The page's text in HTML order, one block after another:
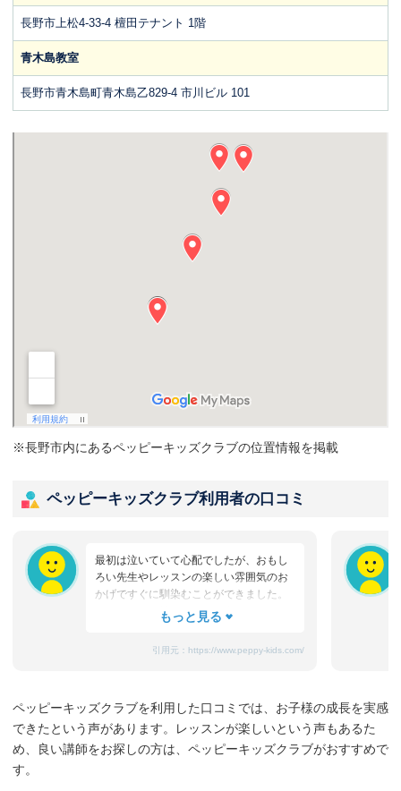
長野市上松4-33-4 檀田テナント 1階
青木島教室
長野市青木島町青木島乙829-4 市川ビル 101
※長野市内にあるペッピーキッズクラブの位置情報を掲載
ペッピーキッズクラブ利用者の口コミ
最初は泣いていて心配でしたが、おもし
ろい先生やレッスンの楽しい雰囲気のお
かげですぐに馴染むことができました。
たまにママと離れるときに嫌がることも
れ、お迎えのときはいつも笑顔です。
3歳児を飽きさせない充実したレッスンだ
と思います。うちの子は特に歌やダンス
が好きなようで、よく「Hello～♪」と歌
引用元： https://www.peppy-kids.com/
ペッピーキッズクラブを利用した口コミでは、お子様の成長を実感
できたという声があります。レッスンが楽しいという声もあるた
め、良い講師をお探しの方は、ペッピーキッズクラブがおすすめで
す。